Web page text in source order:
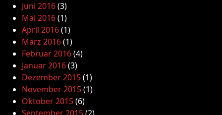
Juni 2016(3)
Mai 2016(1)
April 2016(1)
März 2016(1)
Februar 2016(4)
Januar 2016(3)
Dezember 2015(1)
November 2015(1)
Oktober 2015(6)